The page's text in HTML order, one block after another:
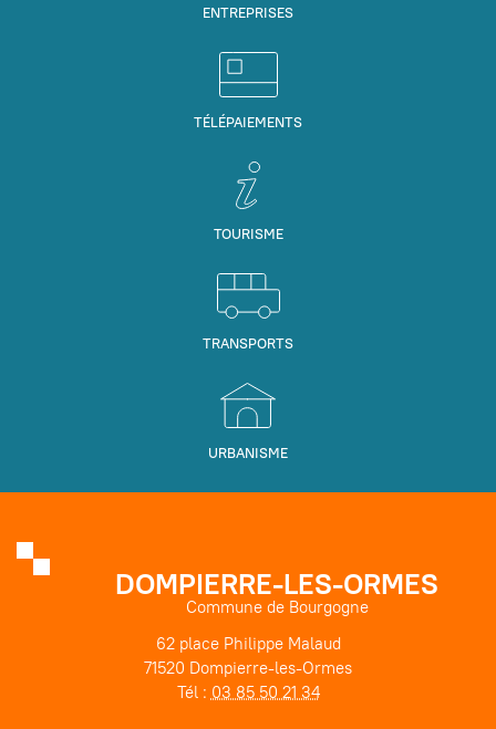
ENTREPRISES
TÉLÉPAIEMENTS
TOURISME
TRANSPORTS
URBANISME
DOMPIERRE-LES-ORMES
Commune de Bourgogne
62 place Philippe Malaud
71520 Dompierre-les-Ormes
Tél : 03 85 50 21 34